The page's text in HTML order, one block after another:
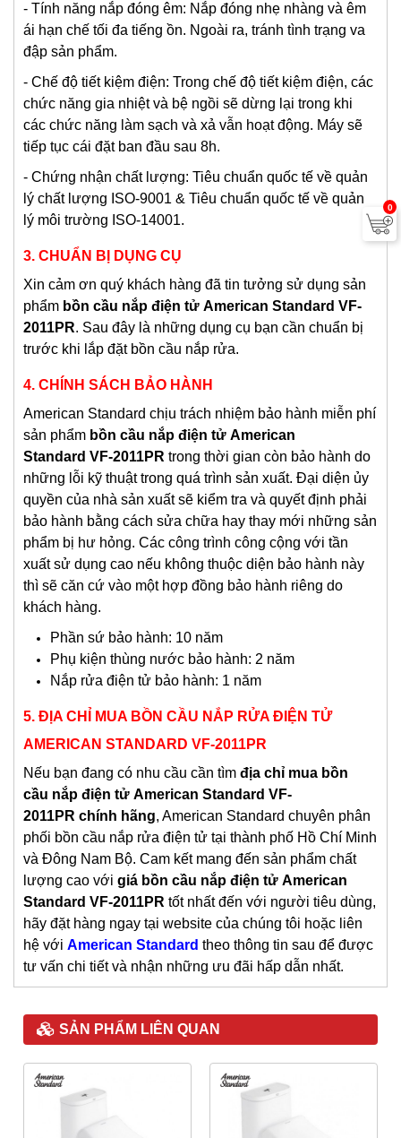
- Tính năng nắp đóng êm: Nắp đóng nhẹ nhàng và êm
ái hạn chế tối đa tiếng ồn. Ngoài ra, tránh tình trạng va
đập sản phẩm.
- Chế độ tiết kiệm điện: Trong chế độ tiết kiệm điện, các
chức năng gia nhiệt và bệ ngồi sẽ dừng lại trong khi
các chức năng làm sạch và xả vẫn hoạt động. Máy sẽ
tiếp tục cái đặt ban đầu sau 8h.
- Chứng nhận chất lượng: Tiêu chuẩn quốc tế về quản
lý chất lượng ISO-9001 & Tiêu chuẩn quốc tế về quản
lý môi trường ISO-14001.
3. CHUẨN BỊ DỤNG CỤ
Xin cảm ơn quý khách hàng đã tin tưởng sử dụng sản
phẩm bồn cầu nắp điện tử American Standard VF-
2011PR. Sau đây là những dụng cụ bạn cần chuẩn bị
trước khi lắp đặt bồn cầu nắp rửa.
4. CHÍNH SÁCH BẢO HÀNH
American Standard chịu trách nhiệm bảo hành miễn phí
sản phẩm bồn cầu nắp điện tử American
Standard VF-2011PR trong thời gian còn bảo hành do
những lỗi kỹ thuật trong quá trình sản xuất. Đại diện ủy
quyền của nhà sản xuất sẽ kiểm tra và quyết định phải
bảo hành bằng cách sửa chữa hay thay mới những sản
phẩm bị hư hỏng. Các công trình công cộng với tần
xuất sử dụng cao nếu không thuộc diện bảo hành này
thì sẽ căn cứ vào một hợp đồng bảo hành riêng do
khách hàng.
Phần sứ bảo hành: 10 năm
Phụ kiện thùng nước bảo hành: 2 năm
Nắp rửa điện tử bảo hành: 1 năm
5. ĐỊA CHỈ MUA BỒN CẦU NẮP RỬA ĐIỆN TỬ
AMERICAN STANDARD VF-2011PR
Nếu bạn đang có nhu cầu cần tìm địa chỉ mua bồn
cầu nắp điện tử American Standard VF-
2011PR chính hãng, American Standard chuyên phân
phối bồn cầu nắp rửa điện tử tại thành phố Hồ Chí Minh
và Đông Nam Bộ. Cam kết mang đến sản phẩm chất
lượng cao với giá bồn cầu nắp điện tử American
Standard VF-2011PR tốt nhất đến với người tiêu dùng,
hãy đặt hàng ngay tại website của chúng tôi hoặc liên
hệ với American Standard theo thông tin sau để được
tư vấn chi tiết và nhận những ưu đãi hấp dẫn nhất.
SẢN PHẨM LIÊN QUAN
0